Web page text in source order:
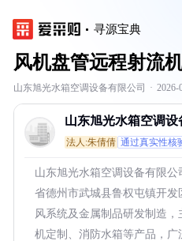
寻源宝典
风机盘管远程射流
山东旭光水箱空调设备有限公司 · 2026-
山东旭光水箱空调设
法人:朱倩倩 通过真实性核
山东旭光水箱空调设备有限
省德州市武城县鲁权屯镇开
风系统及金属制品研发制造
机定制、消防水箱等产品，